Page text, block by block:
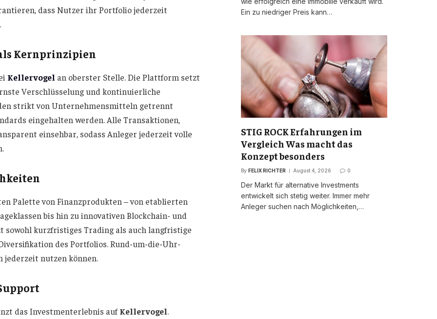
dass Nutzer ihr Portfolio jederzeit
Kernprinzipien
Kellervogel an oberster Stelle. Die Plattform setzt
Verschlüsselung und kontinuierliche
strikt von Unternehmensmitteln getrennt
eingehalten werden. Alle Transaktionen,
einsehbar, sodass Anleger jederzeit volle
Palette von Finanzprodukten – von etablierten
bis hin zu innovativen Blockchain- und
kurzfristiges Trading als auch langfristige
des Portfolios. Rund-um-die-Uhr-
jederzeit nutzen können.
das Investmenterlebnis aufKellervogel.
Ein zu niedriger Preis kann…
STIG ROCK Erfahrungen im
Vergleich Was macht das
Konzept besonders
By FELIX RICHTER August 4, 2026 0
Der Markt für alternative Investments
entwickelt sich stetig weiter. Immer mehr
Anleger suchen nach Möglichkeiten,…